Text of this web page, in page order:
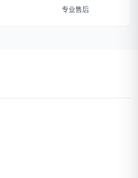
专业售后